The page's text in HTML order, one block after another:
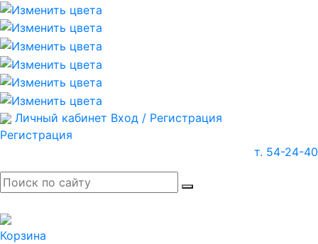
Личный кабинет Вход / Регистрация
Регистрация
т. 54-24-40
Корзина